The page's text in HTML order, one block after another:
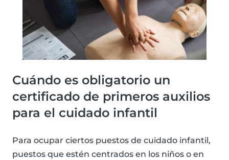
Cuándo es obligatorio un
certificado de primeros auxilios
para el cuidado infantil
Para ocupar ciertos puestos de cuidado infantil,
puestos que estén centrados en los niños o en